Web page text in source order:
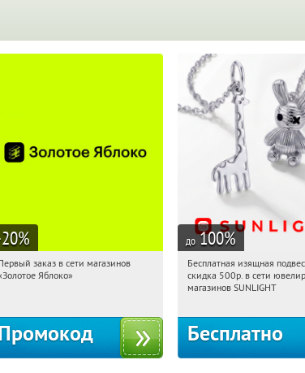
%
18:17:44
Получи первым!
заказ в сети магазинов
Яблоко»
до 100%
18:17:44
Россия
Бесплатная изящная
скидка 500р. в сети
магазинов SUNLIGHT
Бесплатно